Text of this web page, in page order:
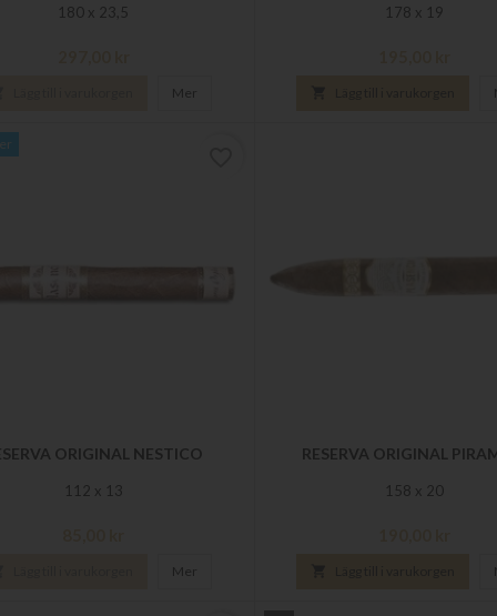
180 x 23,5
Mer
178 x 19
ORIGINAL NESTICO
112 x 13
Mer
RESERVA ORIGINAL
158 x 20